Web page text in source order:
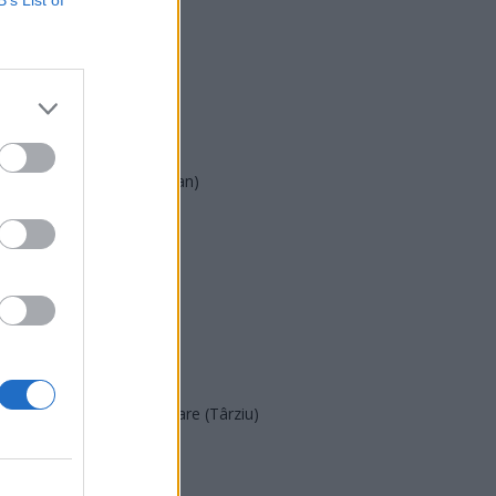
UDMR
PMP (Tomac)
Forța Dreptei (L. Orban)
REPER
SOS (Șoșoacă)
PACE (Peia)
Acțiunea Conservatoare (Târziu)